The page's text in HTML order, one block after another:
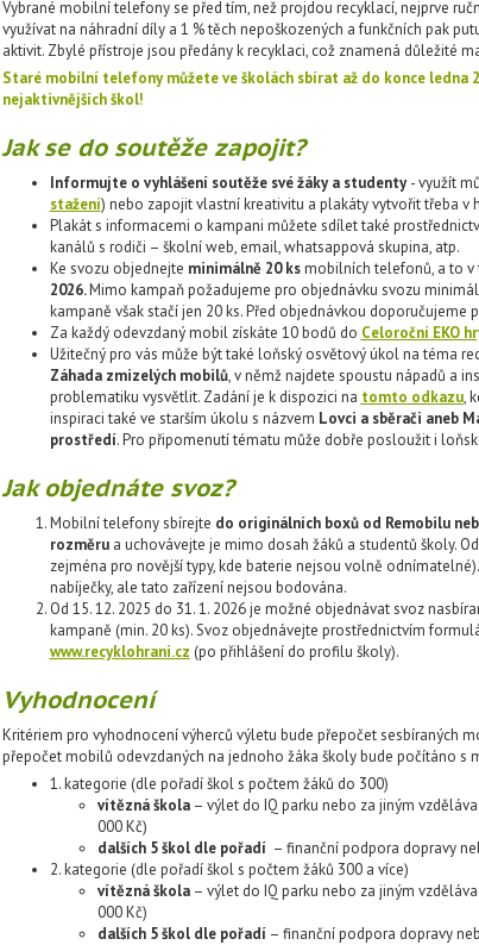
Vybrané mobilní telefony se před tím, než projdou recyklací, nejprve
využívat na náhradní díly a 1 % těch nepoškozených a funkčních pak
aktivit. Zbylé přístroje jsou předány k recyklaci, což znamená důležité
Staré mobilní telefony můžete ve školách sbírat až do konce ledna
nejaktivnějších škol!
Jak se do soutěže zapojit?
Informujte o vyhlášení soutěže své žáky a studenty- využít
stažení) nebo zapojit vlastní kreativitu a plakáty vytvořit třeba v
Plakát s informacemi o kampani můžete sdílet také
kanálů s rodiči – školní web, email, whatsappová skupina, atp.
Ke svozu objednejte minimálně 20 ksmobilních telefonů, a to v
2026.Mimo kampaň požadujeme pro objednávku svozu
kampaně však stačí jen 20 ks. Před objednávkou doporučujeme
Za každý odevzdaný mobil získáte 10 bodů do Celoroční EKO
Užitečný pro vás může být také loňský osvětový úkol na téma
Záhada zmizelých mobilů, v němž najdete spoustu nápadů a
problematiku vysvětlit. Zadání je k dispozici na tomto odkazu,
inspiraci také ve starším úkolu s názvem Lovci a sběrači aneb
prostředí. Pro připomenutí tématu může dobře posloužit i
Jak objednáte svoz?
Mobilní telefony sbírejte do originálních boxů od Remobilu
rozměrua uchovávejte je mimo dosah žáků a studentů školy.
zejména pro novější typy, kde baterie nejsou volně
nabíječky, ale tato zařízení nejsou bodována.
Od 15. 12. 2025 do 31. 1. 2026 je možné objednávat svoz
kampaně (min. 20 ks). Svoz objednávejte prostřednictvím
www.recyklohrani.cz (po přihlášení do profilu školy).
Vyhodnocení
Kritériem pro vyhodnocení výherců výletu bude přepočet sesbíraných
přepočet mobilů odevzdaných na jednoho žáka školy bude počítáno s
1. kategorie (dle pořadí škol s počtem žáků do 300)
vítězná škola– výlet do IQ parku nebo za jiným
000 Kč)
dalších 5 škol dle pořadí – finanční podpora dopravy
2. kategorie (dle pořadí škol s počtem žáků 300 a více)
vítězná škola– výlet do IQ parku nebo za jiným
000 Kč)
dalších 5 škol dle pořadí– finanční podpora dopravy